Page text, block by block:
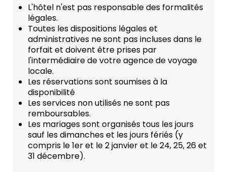
L'hôtel n'est pas responsable des formalités
légales.
Toutes les dispositions légales et
administratives ne sont pas incluses dans le
forfait et doivent être prises par
l'intermédiaire de votre agence de voyage
locale.
Les réservations sont soumises à la
disponibilité
Les services non utilisés ne sont pas
remboursables.
Les mariages sont organisés tous les jours
sauf les dimanches et les jours fériés (y
compris le 1er et le 2 janvier et le 24, 25, 26 et
31 décembre).